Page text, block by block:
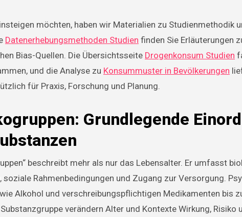
möchten, haben wir Materialien zu Studienmethodik
Datenerhebungsmethoden Studien finden Sie Erläuterungen
Bias-Quellen. Die Übersichtsseite Drogenkonsum Studien
und die Analyse zu Konsummuster in Bevölkerungen
für Praxis, Forschung und Planung.
Grundlegende
beschreibt mehr als nur das Lebensalter. Er umfasst
Rahmenbedingungen und Zugang zur Versorgung.
Alkohol und verschreibungspflichtigen Medikamenten bis
verändern Alter und Kontexte Wirkung, Risiko